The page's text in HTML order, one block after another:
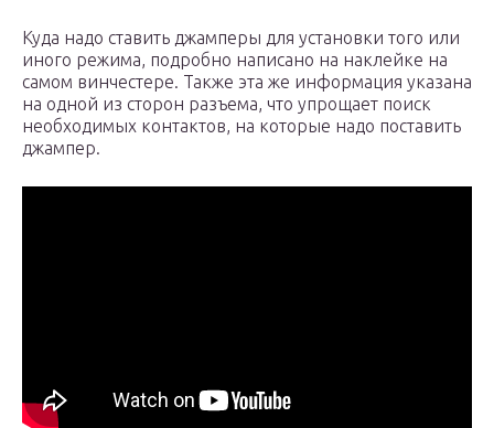
Куда надо ставить джамперы для установки того или
иного режима, подробно написано на наклейке на
самом винчестере. Также эта же информация указана
на одной из сторон разъема, что упрощает поиск
необходимых контактов, на которые надо поставить
джампер.